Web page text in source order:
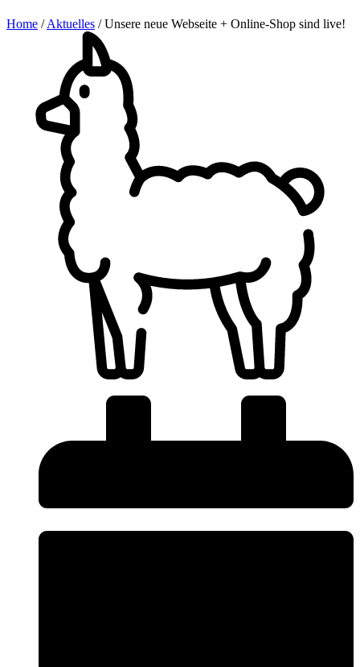
Home / Aktuelles / Unsere neue Webseite + Online-Shop sind live!